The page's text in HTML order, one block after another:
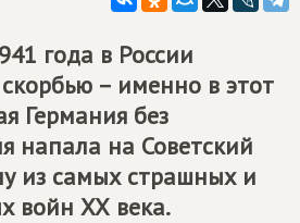
года в России
– именно в этот
Германия без
напала на Советский
из самых страшных и
войн ХХ века.